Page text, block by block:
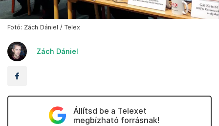
Fotó: Zách Dániel / Telex
Zách Dániel
Állítsd be a Telexet
megbízható forrásnak!